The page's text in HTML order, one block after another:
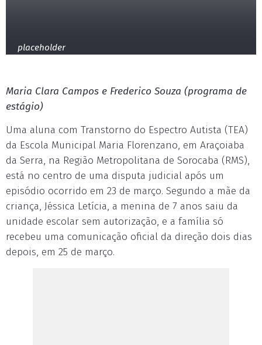
placeholder
Maria Clara Campos e Frederico Souza (programa de
estágio)
Uma aluna com Transtorno do Espectro Autista (TEA)
da Escola Municipal Maria Florenzano, em Araçoiaba
da Serra, na Região Metropolitana de Sorocaba (RMS),
está no centro de uma disputa judicial após um
episódio ocorrido em 23 de março. Segundo a mãe da
criança, Jéssica Letícia, a menina de 7 anos saiu da
unidade escolar sem autorização, e a família só
recebeu uma comunicação oficial da direção dois dias
depois, em 25 de março.